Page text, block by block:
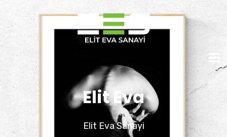
Elit Eva
Elit Eva Sanayi